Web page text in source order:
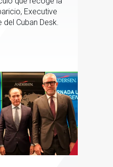
Executive
del Cuban Desk.